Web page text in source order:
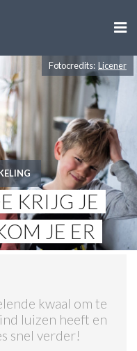

Fotocredits: Licener
KRIJG JE
JE ER
kwaal om te
luizen heeft en
snel verder!